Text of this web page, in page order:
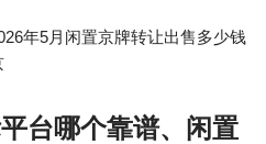
年5月闲置京牌转让出售多少钱
台哪个靠谱、闲置